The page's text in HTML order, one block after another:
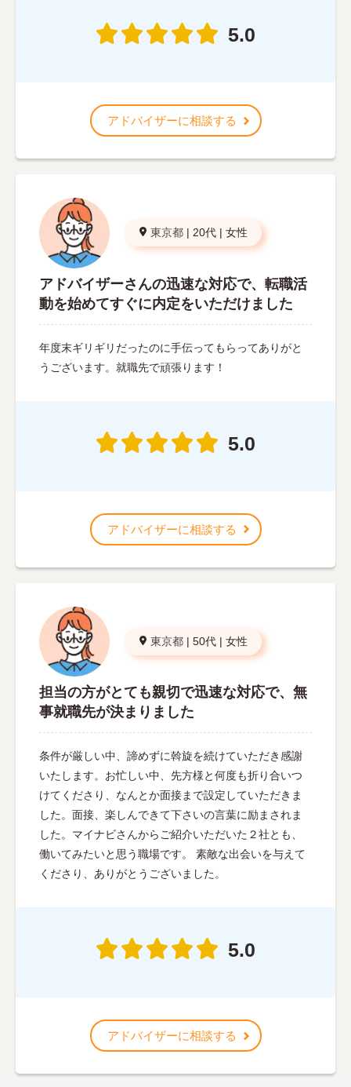
5.0
アドバイザーに相談する
東京都 | 20代 | 女性
アドバイザーさんの迅速な対応で、転職活
動を始めてすぐに内定をいただけました
年度末ギリギリだったのに手伝ってもらってありがと
うございます。就職先で頑張ります！
5.0
アドバイザーに相談する
東京都 | 50代 | 女性
担当の方がとても親切で迅速な対応で、無
事就職先が決まりました
条件が厳しい中、諦めずに斡旋を続けていただき感謝
いたします。お忙しい中、先方様と何度も折り合いつ
けてくださり、なんとか面接まで設定していただきま
した。面接、楽しんできて下さいの言葉に励まされま
した。マイナビさんからご紹介いただいた２社とも、
働いてみたいと思う職場です。 素敵な出会いを与えて
くださり、ありがとうございました。
5.0
アドバイザーに相談する